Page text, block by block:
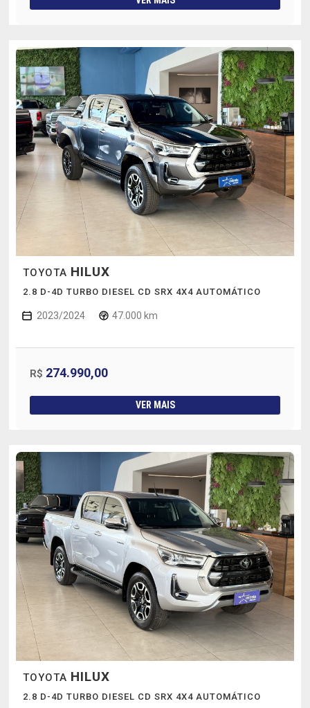
TOYOTA HILUX
2.8 D-4D TURBO DIESEL CD SRX 4X4 AUTOMÁTICO
2023/2024 47.000 km
R$ 274.990,00
VER MAIS
TOYOTA HILUX
2.8 D-4D TURBO DIESEL CD SRX 4X4 AUTOMÁTICO